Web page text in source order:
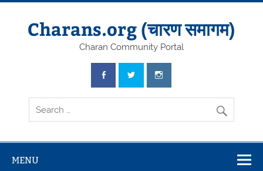
Skip
Charans.org (चारण समागम)
Charan Community Portal
MENU